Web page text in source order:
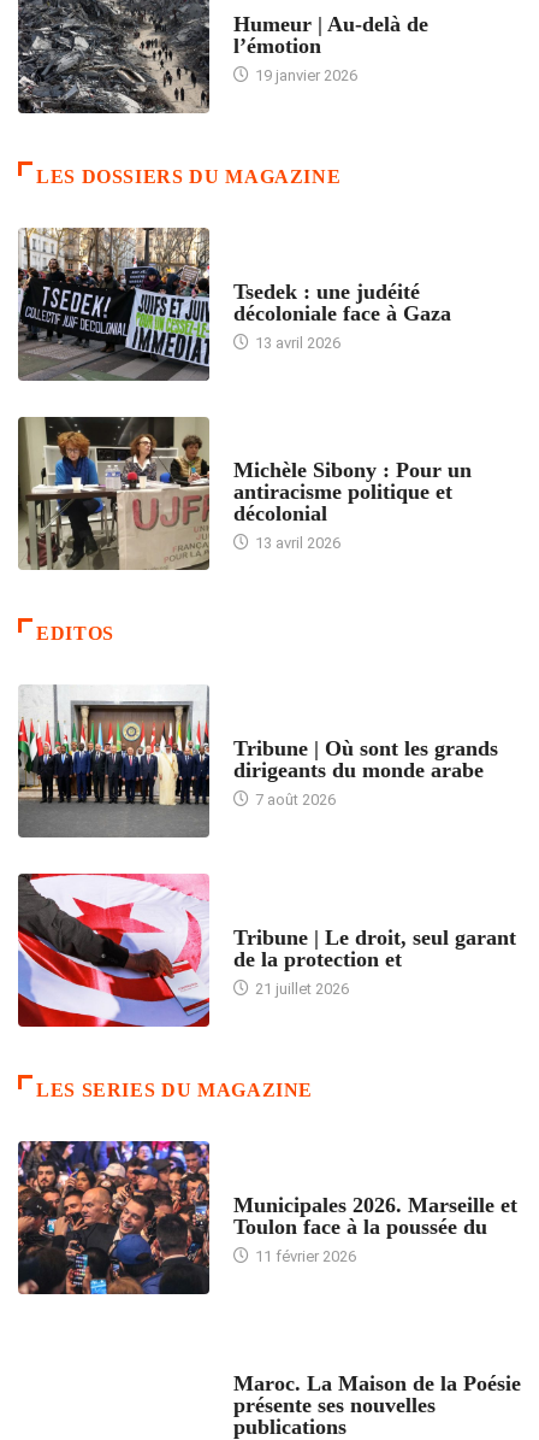
Humeur | Au-delà de
l’émotion
19 janvier 2026
LES DOSSIERS DU MAGAZINE
Tsedek : une judéité
décoloniale face à Gaza
13 avril 2026
Michèle Sibony : Pour un
antiracisme politique et
décolonial
13 avril 2026
EDITOS
Tribune | Où sont les grands
dirigeants du monde arabe
7 août 2026
Tribune | Le droit, seul garant
de la protection et
21 juillet 2026
LES SERIES DU MAGAZINE
Municipales 2026. Marseille et
Toulon face à la poussée du
11 février 2026
Maroc. La Maison de la Poésie
présente ses nouvelles
publications